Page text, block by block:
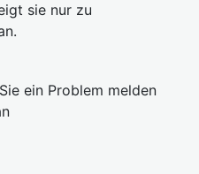
sie nur zu
ein Problem melden